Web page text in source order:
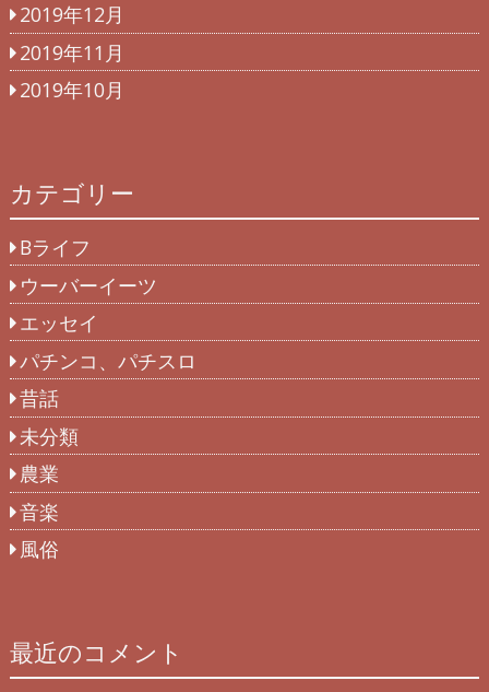
2019年12月
2019年11月
2019年10月
カテゴリー
Bライフ
ウーバーイーツ
エッセイ
パチンコ、パチスロ
昔話
未分類
農業
音楽
風俗
最近のコメント